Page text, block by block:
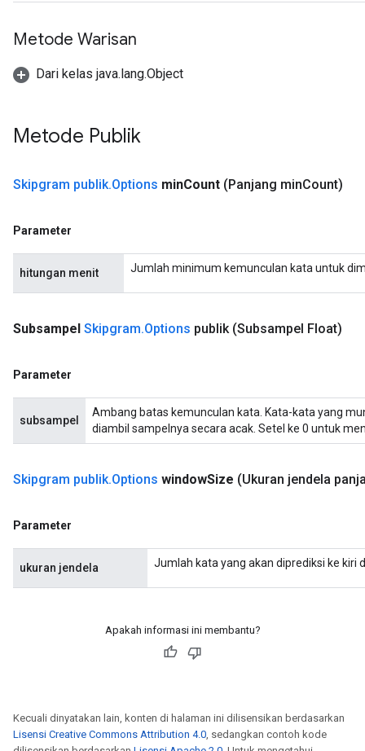
Metode Warisan
Dari kelas java.lang.Object
Metode Publik
Skipgram publik.Options minCount (Panjang minCount)
Parameter
hitungan menit Jumlah minimum kemunculan kata untuk
Subsampel Skipgram.Options publik (Subsampel Float)
Parameter
subsampel
Ambang batas kemunculan kata. Kata-kata yang
diambil sampelnya secara acak. Setel ke 0 untuk
Skipgram publik.Options windowSize (Ukuran jendela
Parameter
ukuran jendela Jumlah kata yang akan diprediksi ke kiri
Apakah informasi ini membantu?
Kecuali dinyatakan lain, konten di halaman ini dilisensikan berdasarkan
Lisensi Creative Commons Attribution 4.0 , sedangkan contoh kode